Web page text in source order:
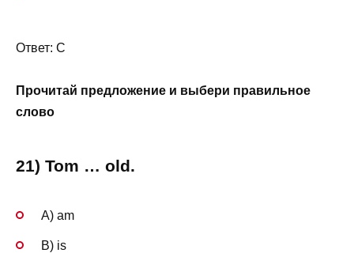
Ответ: C
Прочитай предложение и выбери правильное
слово
21) Tom … old.
A) am
B) is